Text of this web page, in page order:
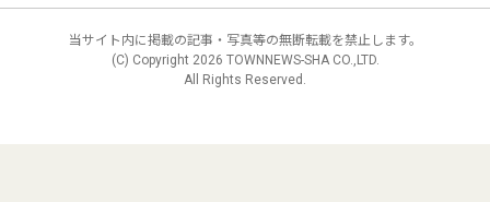
当サイト内に掲載の記事・写真等の無断転載を禁止します。
(C) Copyright 2026 TOWNNEWS-SHA CO.,LTD.
All Rights Reserved.